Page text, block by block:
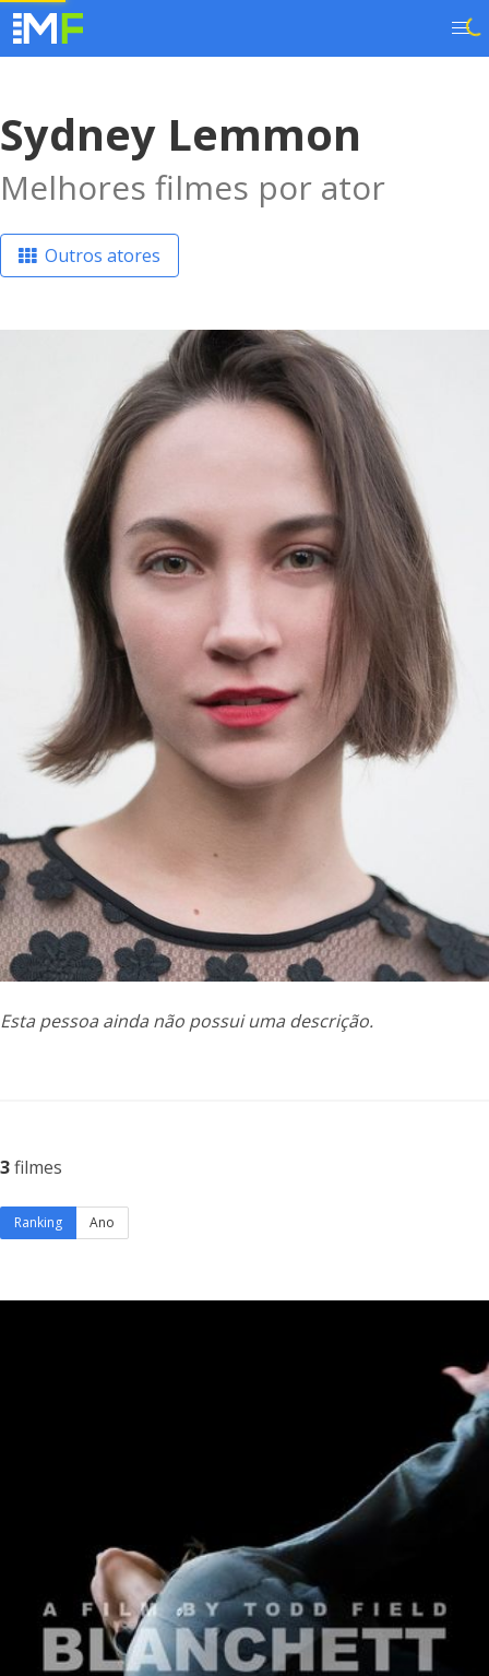
Sydney Lemmon
Melhores filmes por ator
Outros atores
Esta pessoa ainda não possui uma descrição.
3filmes
Ranking Ano